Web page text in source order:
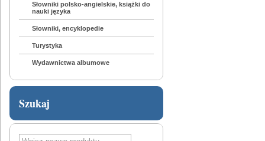
Słowniki polsko-angielskie, książki do
nauki języka
Słowniki, encyklopedie
Turystyka
Wydawnictwa albumowe
Szukaj